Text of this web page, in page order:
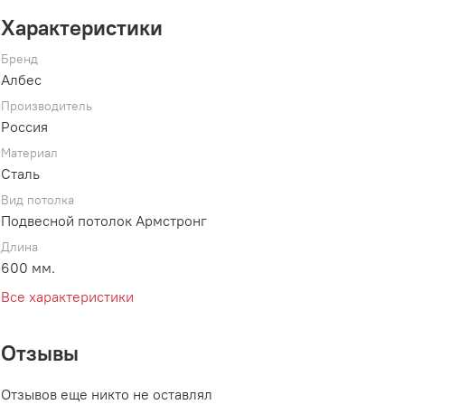
Характеристики
Бренд
Албес
Производитель
Россия
Материал
Сталь
Вид потолка
Подвесной потолок Армстронг
Длина
600 мм.
Все характеристики
Отзывы
Отзывов еще никто не оставлял